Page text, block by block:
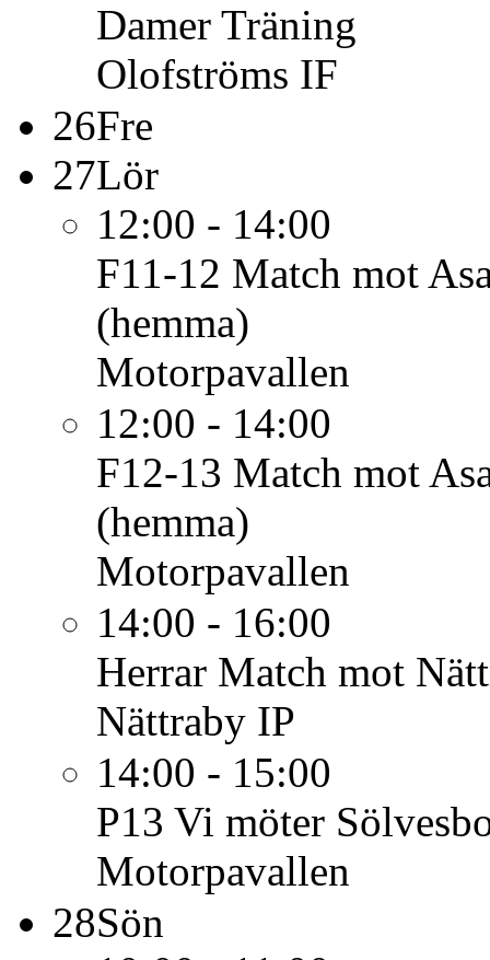
Damer Träning
Olofströms IF
26Fre
27Lör
12:00 - 14:00
F11-12 Match mot
(hemma)
Motorpavallen
12:00 - 14:00
F12-13 Match mot
(hemma)
Motorpavallen
14:00 - 16:00
Herrar Match mot
Nättraby IP
14:00 - 15:00
P13 Vi möter
Motorpavallen
28Sön